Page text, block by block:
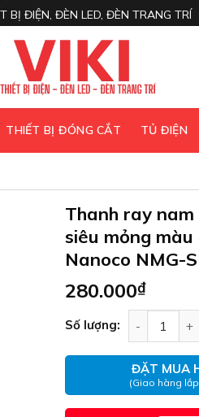
BỊ ĐIỆN, ĐÈN LED, ĐÈN TRANG TRÍ
THIẾT BỊ ĐÓNG CẮT TỦ ĐIỆN
Thanh ray
siêu mỏng màu
Nanoco NMG-
280.000₫
Số lượng: Thanh ray
ĐẶT MUA
(Giao hàng